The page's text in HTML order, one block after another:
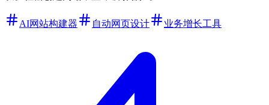
AI网站构建器 自动网页设计 业务增长工具